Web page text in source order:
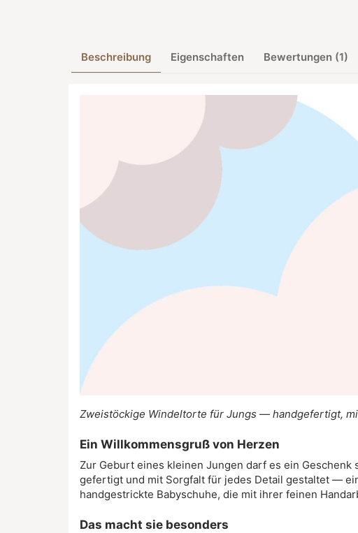
Beschreibung Eigenschaften Bewertungen (1)
Zweistöckige Windeltorte für Jungs — handgefertigt,
Ein Willkommensgruß von Herzen
Zur Geburt eines kleinen Jungen darf es ein
gefertigt und mit Sorgfalt für jedes Detail gestaltet —
handgestrickte Babyschuhe, die mit ihrer feinen
Das macht sie besonders